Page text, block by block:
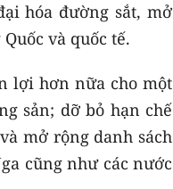
hóa đường sắt, mở
và quốc tế.
lợi hơn nữa cho một
sản; dỡ bỏ hạn chế
mở rộng danh sách
cũng như các nước